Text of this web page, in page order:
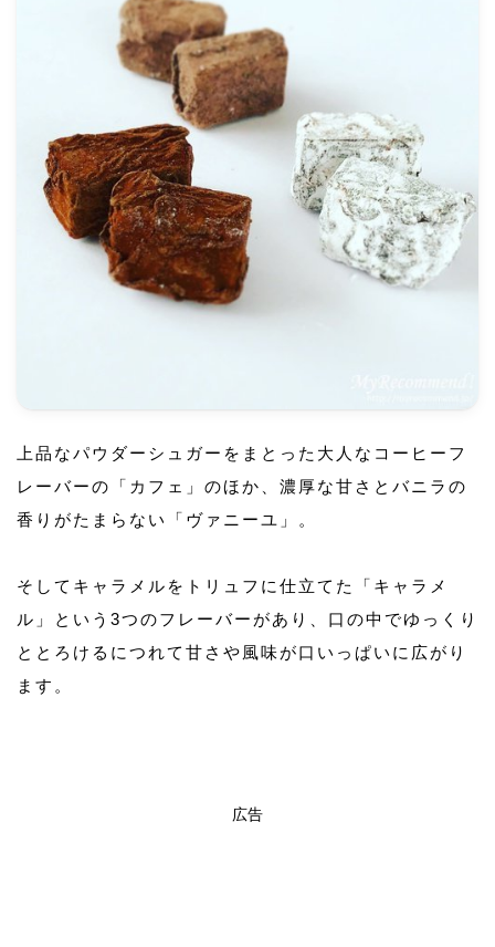
上品なパウダーシュガーをまとった大人なコーヒーフ
レーバーの「カフェ」のほか、濃厚な甘さとバニラの
香りがたまらない「ヴァニーユ」。
そしてキャラメルをトリュフに仕立てた「キャラメ
ル」という3つのフレーバーがあり、口の中でゆっくり
ととろけるにつれて甘さや風味が口いっぱいに広がり
ます。
広告